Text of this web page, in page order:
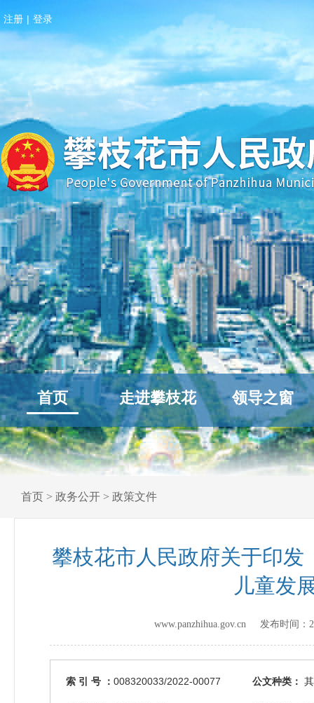
注册 | 登录
首页 走进攀枝花 领导之窗
首页 > 政务公开 > 政策文件
攀枝花市人民政府关于印
儿童发
www.panzhihua.gov.cn 发布时间：
索 引 号 ： 008320033/2022-00077 公文种类：